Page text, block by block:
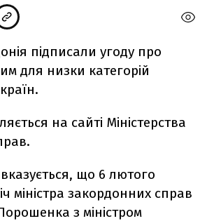
підписали угоду про
для низки категорій
на сайті Міністерства
що 6 лютого
міністра закордонних справ
з міністром